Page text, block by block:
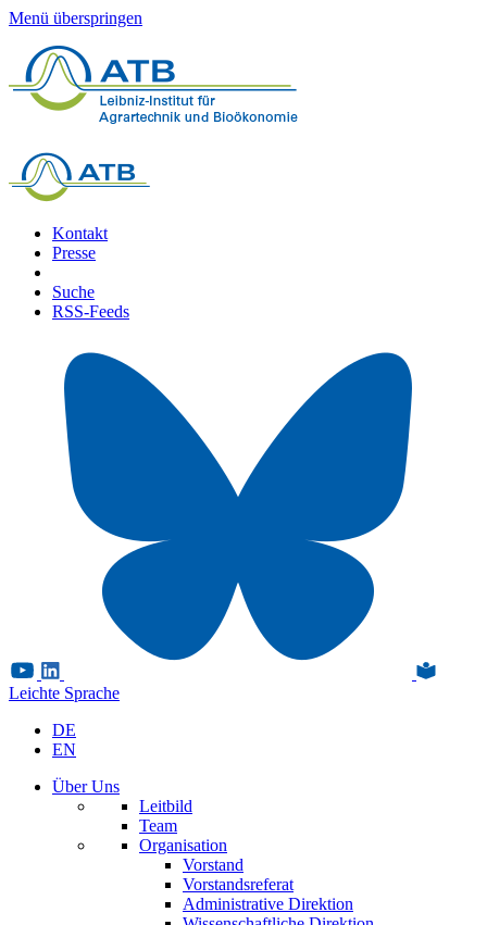
Menü überspringen
Kontakt
Presse
Suche
RSS-Feeds
Leichte Sprache
DE
EN
Über Uns
Leitbild
Team
Organisation
Vorstand
Vorstandsreferat
Administrative Direktion